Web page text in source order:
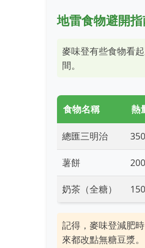
地雷食物避開
麥味登有些食物看
間。
食物名稱 熱
總匯三明治
薯餅
奶茶（全糖）
記得，麥味登減肥
來都改點無糖豆漿。